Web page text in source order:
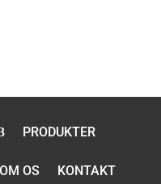
PRODUKTER
OM OS KONTAKT